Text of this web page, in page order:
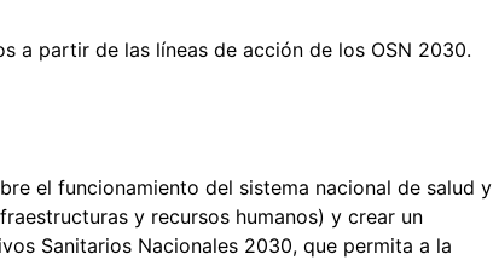
a partir de las líneas de acción de los OSN 2030.
el funcionamiento del sistema nacional de salud y
y recursos humanos) y crear un
Sanitarios Nacionales 2030, que permita a la